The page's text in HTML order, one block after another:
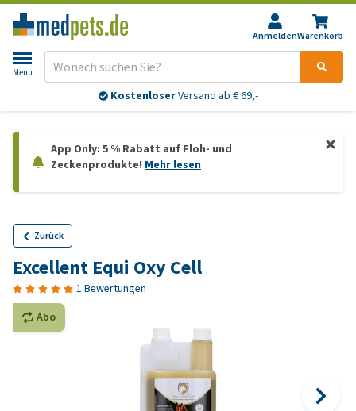
AnmeldenWarenkorb
Menu
KostenloserVersand ab € 69,-
App Only: 5 % Rabatt auf Floh- und
Zeckenprodukte! Mehr lesen
Zurück
Excellent Equi Oxy Cell
1 Bewertungen
Abo